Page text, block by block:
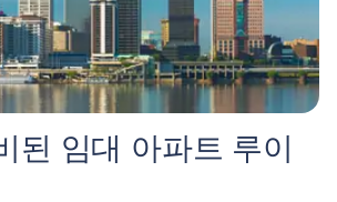
된 임대 아파트 루이